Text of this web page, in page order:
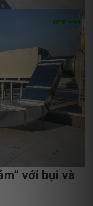
với bụi và